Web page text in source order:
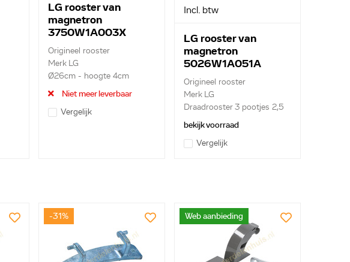
LG rooster van
magnetron
3750W1A003X
Origineel rooster
Merk LG
Ø26cm - hoogte 4cm
Niet meer leverbaar
Vergelijk
Incl. btw
LG rooster van
magnetron
5026W1A051A
Origineel rooster
Merk LG
Draadrooster 3 pootjes 2,5
cm ho...
bekijk voorraad
Vergelijk
-31% Web aanbieding